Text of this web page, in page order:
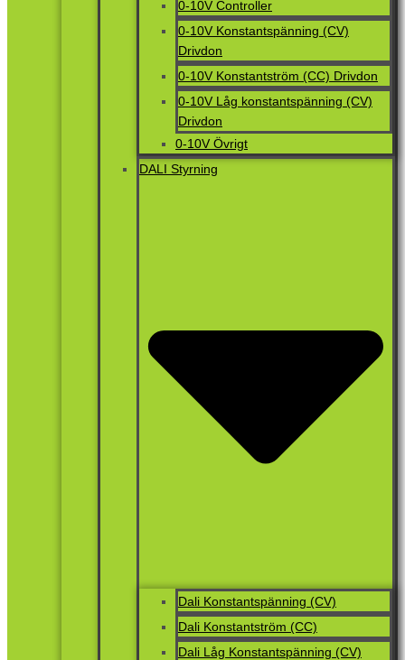
0-10V Controller
0-10V Konstantspänning (CV)
Drivdon
0-10V Konstantström (CC) Drivdon
0-10V Låg konstantspänning (CV)
Drivdon
0-10V Övrigt
DALI Styrning
Dali Konstantspänning (CV)
Dali Konstantström (CC)
Dali Låg Konstantspänning (CV)